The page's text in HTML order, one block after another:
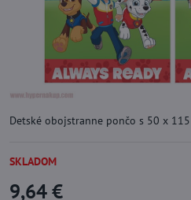
Detské obojstranne pončo s 50 x
SKLADOM
9,64 €